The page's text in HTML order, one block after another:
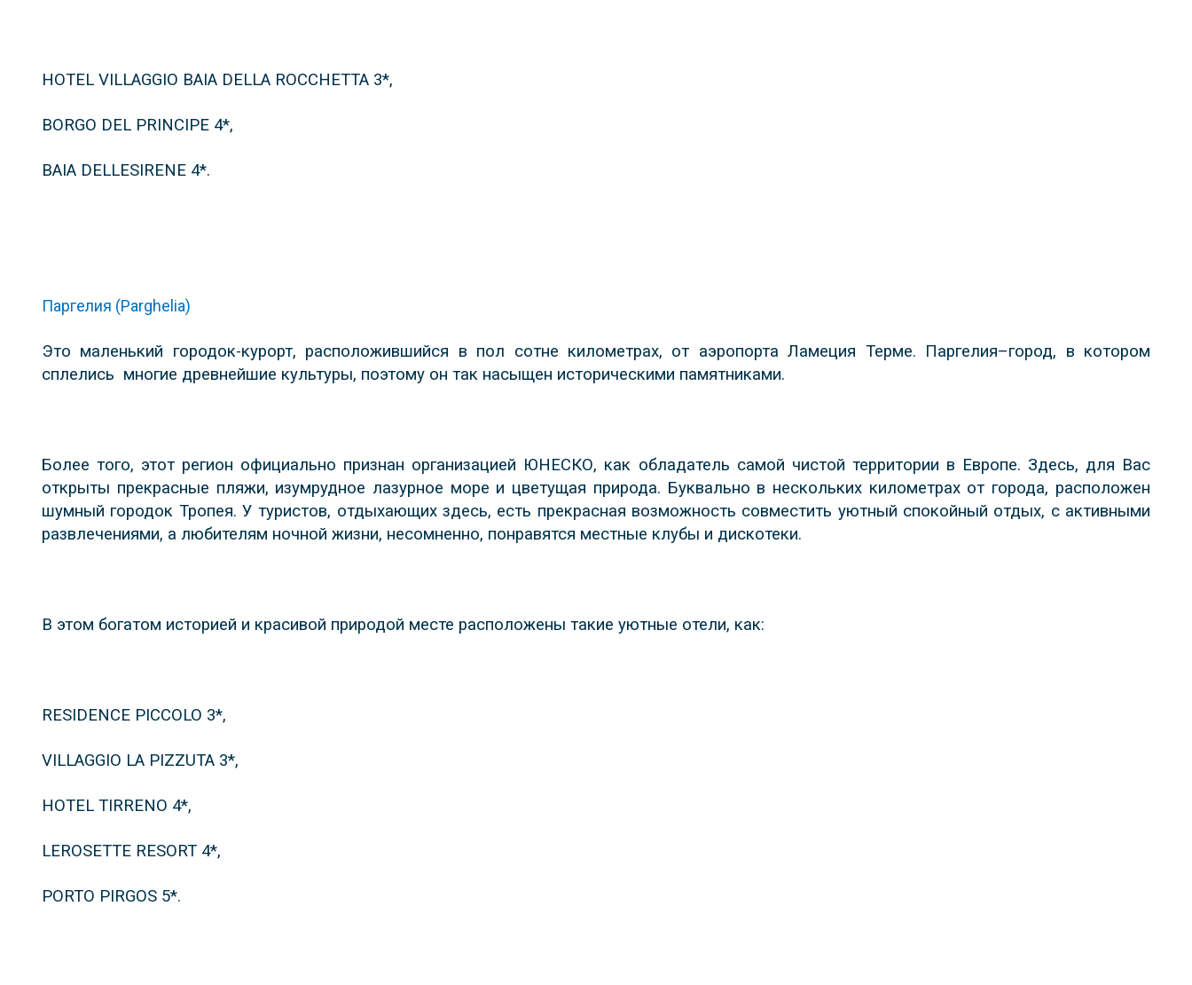
HOTEL VILLAGGIO BAIA DELLA ROCCHETTA 3*,
BORGO DEL PRINCIPE 4*,
BAIA DELLESIRENE 4*.
Паргелия (Parghelia)
Это маленький городок-курорт, расположившийся в пол сотне километрах, от аэропорта Ламеция Терме. Паргелия–город, в котором
сплелись многие древнейшие культуры, поэтому он так насыщен историческими памятниками.
Более того, этот регион официально признан организацией ЮНЕСКО, как обладатель самой чистой территории в Европе. Здесь, для Вас
открыты прекрасные пляжи, изумрудное лазурное море и цветущая природа. Буквально в нескольких километрах от города, расположен
шумный городок Тропея. У туристов, отдыхающих здесь, есть прекрасная возможность совместить уютный спокойный отдых, с активными
развлечениями, а любителям ночной жизни, несомненно, понравятся местные клубы и дискотеки.
В этом богатом историей и красивой природой месте расположены такие уютные отели, как:
RESIDENCE PICCOLO 3*,
VILLAGGIO LA PIZZUTA 3*,
HOTEL TIRRENO 4*,
LEROSETTE RESORT 4*,
PORTO PIRGOS 5*.